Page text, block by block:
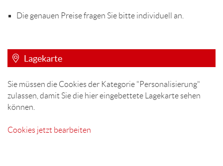
Die genauen Preise fragen Sie bitte individuell an.
Lagekarte
Sie müssen die Cookies der Kategorie "Personalisierung"
zulassen, damit Sie die hier eingebettete Lagekarte sehen
können.
Cookies jetzt bearbeiten